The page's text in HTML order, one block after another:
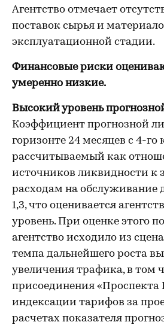
Агентство отмечает
поставок сырья и
эксплуатационной стадии.
Финансовые риски
умеренно низкие.
Высокий уровень
Коэффициент прогнозной
горизонте 24 месяцев с 4-го
рассчитываемый как
источников ликвидности к
расходам на обслуживание
1,3, что оценивается
уровень. При оценке этого
агентство исходило из
темпа дальнейшего роста
увеличения трафика, в том
присоединения «Проспекта
индексации тарифов за
расчетах показателя